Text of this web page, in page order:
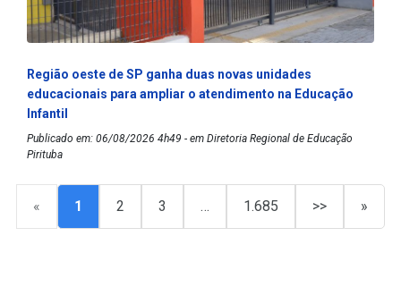
Região oeste de SP ganha duas novas unidades
educacionais para ampliar o atendimento na Educação
Infantil
Publicado em: 06/08/2026 4h49 - em Diretoria Regional de Educação
Pirituba
« 1 2 3 … 1.685 >> »